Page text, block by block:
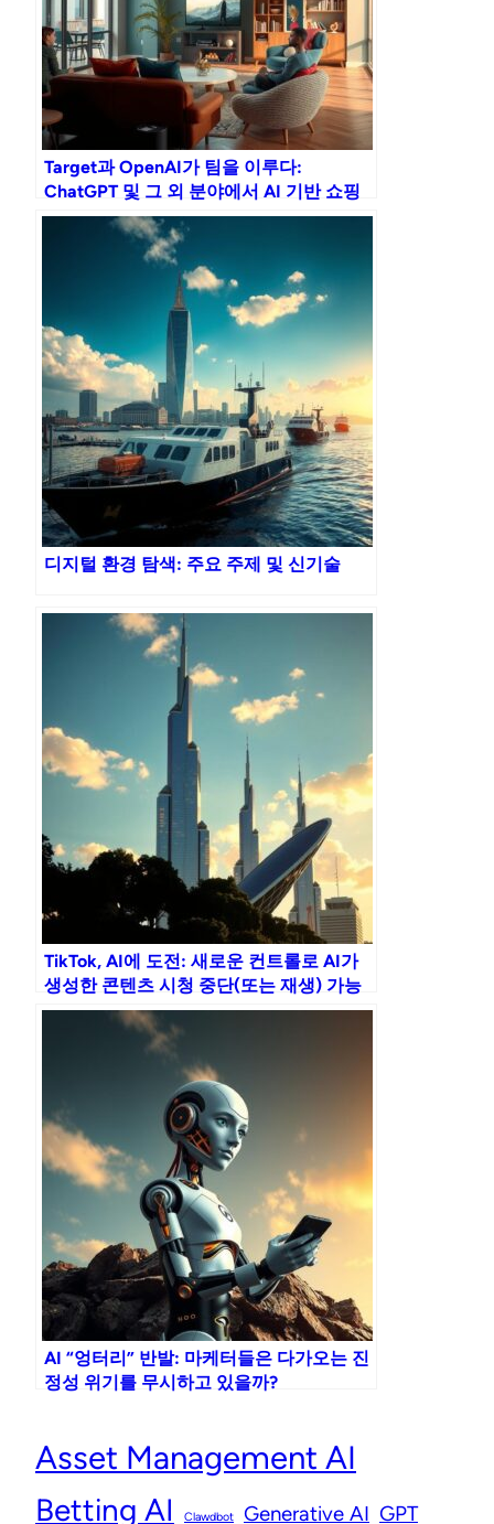
Target과 OpenAI가 팀을 이루다:
ChatGPT 및 그 외 분야에서 AI 기반 쇼핑
을 선보이다!
디지털 환경 탐색: 주요 주제 및 신기술
TikTok, AI에 도전: 새로운 컨트롤로 AI가
생성한 콘텐츠 시청 중단(또는 재생) 가능
AI “엉터리” 반발: 마케터들은 다가오는 진
정성 위기를 무시하고 있을까?
Asset Management AI
Betting AI Clawdbot Generative AI GPT